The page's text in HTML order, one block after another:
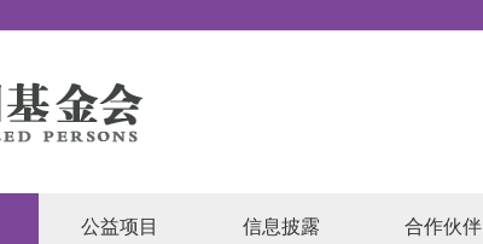
公益项目 信息披露 合作伙伴